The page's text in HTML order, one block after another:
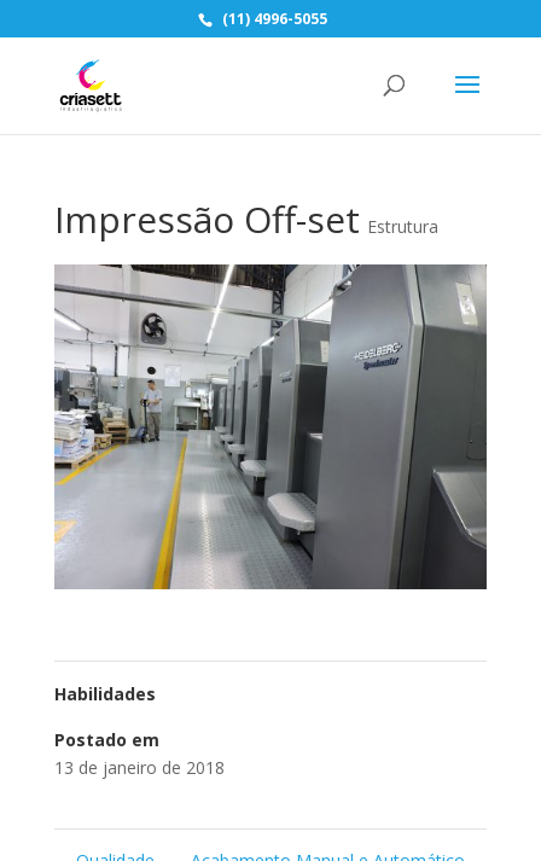
(11) 4996-5055
Impressão Off-set Estrutura
Habilidades
Postado em
13 de janeiro de 2018